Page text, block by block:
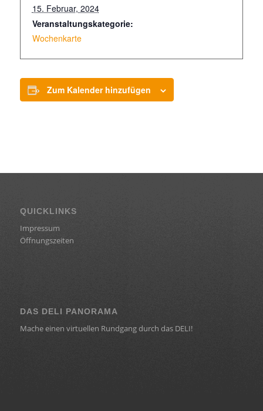
15. Februar, 2024
Veranstaltungskategorie:
Wochenkarte
Zum Kalender hinzufügen
QUICKLINKS
Impressum
Öffnungszeiten
DAS DELI PANORAMA
Mache einen virtuellen Rundgang durch das DELI!